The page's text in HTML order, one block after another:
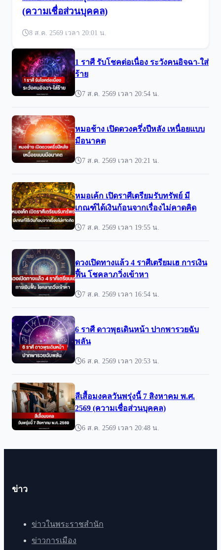
(ความเชื่อส่วนบุคคล)
8 ส.ค. 2569 เวลา 20:01 น.
1 ราศี รับโชคต่อเนื่อง ระวังคนอิจฉา-ใส่
ร้าย
7 ส.ค. 2569 เวลา 20:54 น.
หมอช้าง เปิดดวงครึ่งปีหลัง เหนื่อยแบบ
มีอนาคต
7 ส.ค. 2569 เวลา 20:21 น.
หมอเค้ก เปิดราศีเตรียมรับทรัพย์ มี
เกณฑ์ได้เงินก้อนจากเรื่องไม่คาดคิด
7 ส.ค. 2569 เวลา 19:55 น.
ดวงเปิดทางแล้ว 4 ราศีเตรียมเฮ การเงิน
ฟื้น โชคลาภวิ่งเข้าหา
7 ส.ค. 2569 เวลา 16:54 น.
6 ราศี ดาวพุธเดินหน้า ปากพารวยฉับ
พลัน
6 ส.ค. 2569 เวลา 20:53 น.
สีเสื้อมงคลวันพรุ่งนี้ 7 สิงหาคม พ.ศ.
2569 (ความเชื่อส่วนบุคคล)
6 ส.ค. 2569 เวลา 20:48 น.
ข่าว
ข่าวในพระราชสำนัก
ข่าวการเมือง